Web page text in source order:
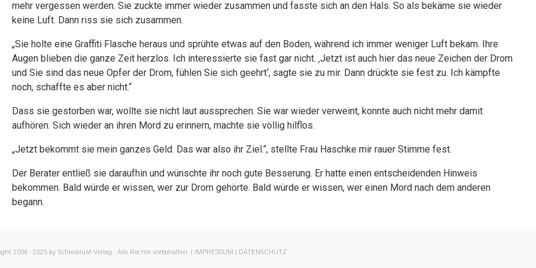
mehr vergessen werden. Sie zuckte immer wieder zusammen und fasste sich an den Hals. So als bekäme sie wieder
keine Luft. Dann riss sie sich zusammen.
„Sie holte eine Graffiti Flasche heraus und sprühte etwas auf den Boden, während ich immer weniger Luft bekam. Ihre
Augen blieben die ganze Zeit herzlos. Ich interessierte sie fast gar nicht. ‚Jetzt ist auch hier das neue Zeichen der Drom
und Sie sind das neue Opfer der Drom, fühlen Sie sich geehrt‘, sagte sie zu mir. Dann drückte sie fest zu. Ich kämpfte
noch, schaffte es aber nicht.“
Dass sie gestorben war, wollte sie nicht laut aussprechen. Sie war wieder verweint, konnte auch nicht mehr damit
aufhören. Sich wieder an ihren Mord zu erinnern, machte sie völlig hilflos.
„Jetzt bekommt sie mein ganzes Geld. Das war also ihr Ziel.“, stellte Frau Haschke mir rauer Stimme fest.
Der Berater entließ sie daraufhin und wünschte ihr noch gute Besserung. Er hatte einen entscheidenden Hinweis
bekommen. Bald würde er wissen, wer zur Drom gehörte. Bald würde er wissen, wer einen Mord nach dem anderen
begann.
2006 - 2025 by Schreiblust-Verlag - Alle Rechte vorbehalten. | IMPRESSUM | DATENSCHUTZ